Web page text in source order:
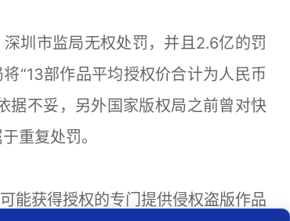
圳市监局无权处罚，并且2.6亿的罚
“13部作品平均授权价合计为人民币
据不妥，另外国家版权局之前曾对快
重复处罚。
能获得授权的专门提供侵权盗版作品